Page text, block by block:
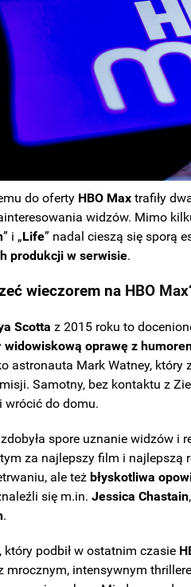
do oferty HBO Max trafiły
widzów. Mimo
” i „Life” nadal cieszą się sporą
produkcji w serwisie.
wieczorem na HBO
Scotta z 2015 roku to
widowiskową oprawę z
astronauta Mark Watney, który
Samotny, bez kontaktu z
wrócić do domu.
spore uznanie widzów i
za najlepszy film i najlepszą
ale teżbłyskotliwa
się m.in.Jessica Chastain,
.
który podbił w ostatnim czasie
mrocznym, intensywnym